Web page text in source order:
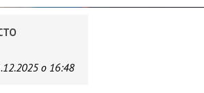
о 16:48